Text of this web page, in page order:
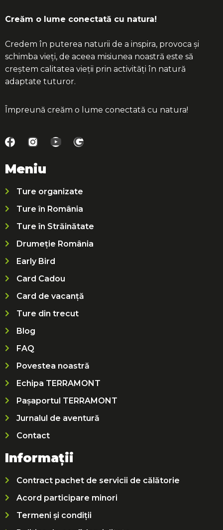
Creăm o lume conectată cu natura!
Credem în puterea naturii de a inspira, provoca și
schimba vieți, de aceea misiunea noastră este să
creștem calitatea vieții prin activități în natură
adaptate tuturor.
Împreună creăm o lume conectată cu natura!
Meniu
Ture organizate
Ture în România
Ture în Străinătate
Drumeție România
Early Bird
Card Cadou
Card de vacanță
Ture din trecut
Blog
FAQ
Povestea noastră
Echipa TERRAMONT
Pașaportul TERRAMONT
Jurnalul de aventură
Contact
Informații
Contract pachet de servicii de călătorie
Acord participare minori
Termeni și condiții